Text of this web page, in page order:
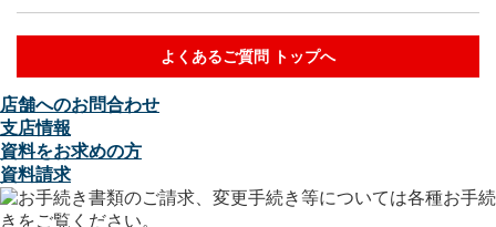
よくあるご質問 トップへ
店舗へのお問合わせ
支店情報
資料をお求めの方
資料請求